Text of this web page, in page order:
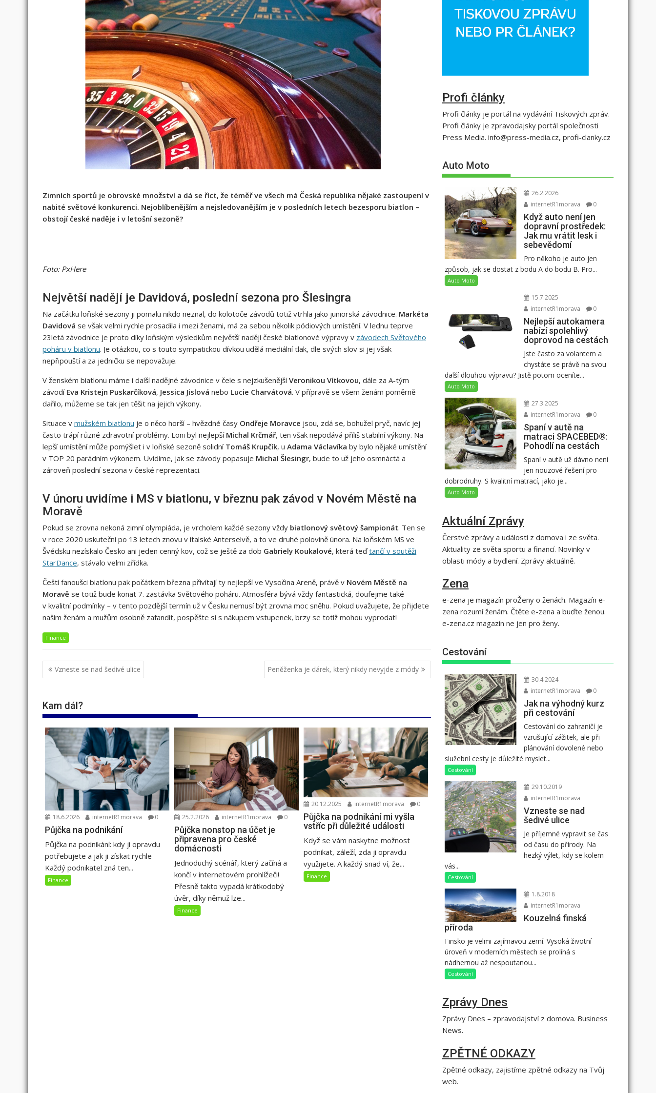
Zimních sportů je obrovské množství a dá se říct, že téměř ve všech má Česká republika nějaké zastoupení v
nabité světové konkurenci. Nejoblíbenějším a nejsledovanějším je v posledních letech bezesporu biatlon –
obstojí české naděje i v letošní sezoně?
Foto: PxHere
Největší nadějí je Davidová, poslední sezona pro Šlesingra
Na začátku loňské sezony ji pomalu nikdo neznal, do kolotoče závodů totiž vtrhla jako juniorská závodnice. Markéta
Davidová se však velmi rychle prosadila i mezi ženami, má za sebou několik pódiových umístění. V lednu teprve
23letá závodnice je proto díky loňským výsledkům největší nadějí české biatlonové výpravy v závodech Světového
poháru v biatlonu. Je otázkou, co s touto sympatickou dívkou udělá mediální tlak, dle svých slov si jej však
nepřipouští a za jedničku se nepovažuje.
V ženském biatlonu máme i další nadějné závodnice v čele s nejzkušenějšíVeronikou Vítkovou, dále za A-tým
závodí Eva Kristejn Puskarčíková, Jessica Jislová nebo Lucie Charvátová. V přípravě se všem ženám poměrně
dařilo, můžeme se tak jen těšit na jejich výkony.
Situace v mužském biatlonu je o něco horší – hvězdné časy Ondřeje Moravce jsou, zdá se, bohužel pryč, navíc jej
často trápí různé zdravotní problémy. Loni byl nejlepší Michal Krčmář, ten však nepodává příliš stabilní výkony. Na
lepší umístění může pomýšlet i v loňské sezoně solidní Tomáš Krupčík, u Adama Václavíka by bylo nějaké umístění
v TOP 20 parádním výkonem. Uvidíme, jak se závody popasuje Michal Šlesingr, bude to už jeho osmnáctá a
zároveň poslední sezona v české reprezentaci.
V únoru uvidíme i MS v biatlonu, v březnu pak závod v Novém Městě na
Moravě
Pokud se zrovna nekoná zimní olympiáda, je vrcholem každé sezony vždy biatlonový světový šampionát. Ten se
v roce 2020 uskuteční po 13 letech znovu v italské Anterselvě, a to ve druhé polovině února. Na loňském MS ve
Švédsku nezískalo Česko ani jeden cenný kov, což se ještě za dob Gabriely Koukalové, která teďtančí v soutěži
StarDance, stávalo velmi zřídka.
Čeští fanoušci biatlonu pak počátkem března přivítají ty nejlepší ve Vysočina Areně, právě v Novém Městě na
Moravě se totiž bude konat 7. zastávka Světového poháru. Atmosféra bývá vždy fantastická, doufejme také
v kvalitní podmínky – v tento pozdější termín už v Česku nemusí být zrovna moc sněhu. Pokud uvažujete, že přijdete
našim ženám a mužům osobně zafandit, pospěšte si s nákupem vstupenek, brzy se totiž mohou vyprodat!
Finance
Navigace
pro
Vzneste se nad šedivé ulice Peněženka je dárek, který nikdy nevyjde z módy
Kam dál?
18.6.2026 internetR1morava 0
Půjčka na podnikání
Půjčka na podnikání: kdy ji opravdu
potřebujete a jak ji získat rychle
Každý podnikatel zná ten...
Finance
25.2.2026 internetR1morava 0
Půjčka nonstop na účet je
připravena pro české
domácnosti
Jednoduchý scénář, který začíná a
končí v internetovém prohlížeči!
Přesně takto vypadá krátkodobý
úvěr, díky němuž lze...
Finance
20.12.2025 internetR1morava 0
Půjčka na podnikání mi vyšla
vstříc při důležité události
Když se vám naskytne možnost
podnikat, záleží, zda ji opravdu
využijete. A každý snad ví, že...
Finance
Profi články
Profi články je portál na vydávání Tiskových zpráv.
Profi články je zpravodajsky portál společnosti
Press Media. info@press-media.cz, profi-clanky.cz
Auto Moto
26.2.2026
internetR1morava
0
Když auto není jen
dopravní prostředek:
Jak mu vrátit lesk i
sebevědomí
Pro někoho je auto jen
způsob, jak se dostat z bodu A do bodu B. Pro...
Auto Moto
15.7.2025
internetR1morava
0
Nejlepší autokamera
nabízí spolehlivý
doprovod na cestách
Jste často za volantem a
chystáte se právě na svou
další dlouhou výpravu? Jistě potom oceníte...
Auto Moto
27.3.2025
internetR1morava
0
Spaní v autě na
matraci SPACEBED®:
Pohodlí na cestách
Spaní v autě už dávno není
jen nouzové řešení pro
dobrodruhy. S kvalitní matrací, jako je...
Auto Moto
Aktuální Zprávy
Čerstvé zprávy a události z domova i ze světa.
Aktuality ze světa sportu a financí. Novinky v
oblasti módy a bydlení. Zprávy aktuálně.
Zena
e-zena je magazín proŽeny o ženách. Magazín e-
zena rozumí ženám. Čtěte e-zena a buďte ženou.
e-zena.cz magazín ne jen pro ženy.
Cestování
30.4.2024
internetR1morava
0
Jak na výhodný kurz
při cestování
Cestování do zahraničí je
vzrušující zážitek, ale při
plánování dovolené nebo
služební cesty je důležité myslet...
Cestování
29.10.2019
internetR1morava
Vzneste se nad
šedivé ulice
Je příjemné vypravit se čas
od času do přírody. Na
hezký výlet, kdy se kolem
vás...
Cestování
1.8.2018
internetR1morava
Kouzelná finská
příroda
Finsko je velmi zajímavou zemí. Vysoká životní
úroveň v moderních městech se prolíná s
nádhernou až nespoutanou...
Cestování
Zprávy Dnes
Zprávy Dnes – zpravodajství z domova. Business
News.
ZPĚTNÉ ODKAZY
Zpětné odkazy, zajistíme zpětné odkazy na Tvůj
web.